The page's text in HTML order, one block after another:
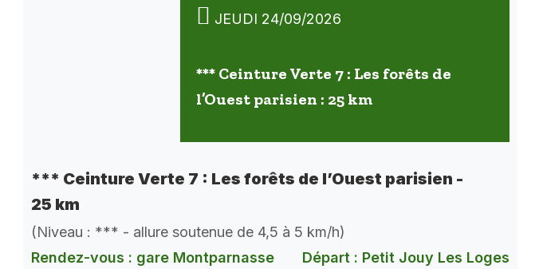
JEUDI 24/09/2026
*** Ceinture Verte 7 : Les forêts de
l’Ouest parisien : 25 km
*** Ceinture Verte 7 : Les forêts de l’Ouest parisien -
25 km
(Niveau : *** - allure soutenue de 4,5 à 5 km/h)
Rendez-vous : gare Montparnasse
Départ : Petit Jouy Les Loges